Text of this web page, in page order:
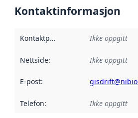
Kontaktinformasjon
Kontaktpunkt Ikke oppgitt
Nettside: Ikke oppgitt
E-post:
Telefon: Ikke oppgitt